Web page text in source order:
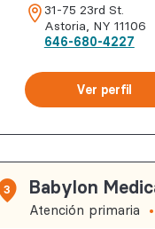
31-75 23rd St.
Astoria NY 11106
646-680-4227
Ver perfil
3 Babylon
Atención primaria